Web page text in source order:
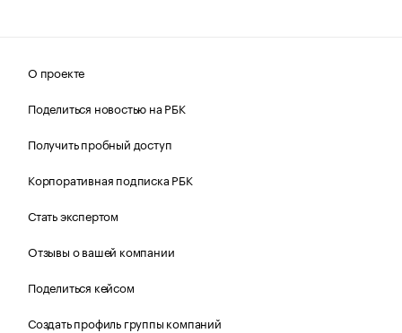
О проекте
Поделиться новостью на РБК
Получить пробный доступ
Корпоративная подписка РБК
Стать экспертом
Отзывы о вашей компании
Поделиться кейсом
Создать профиль группы компаний